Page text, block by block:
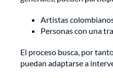
Artistas
Personas con una
El proceso busca, por
puedan adaptarse a